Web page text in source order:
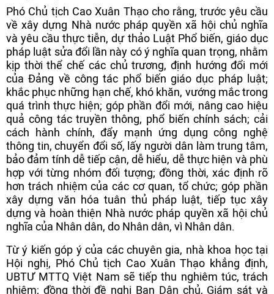
Phó Chủ tịch Cao Xuân Thạo cho rằng, trước yêu cầu
về xây dựng Nhà nước pháp quyền xã hội chủ nghĩa
và yêu cầu thực tiễn, dự thảo Luật Phổ biến, giáo dục
pháp luật sửa đổi lần này có ý nghĩa quan trọng, nhằm
kịp thời thể chế các chủ trương, định hướng đổi mới
của Đảng về công tác phổ biến giáo dục pháp luật;
khắc phục những hạn chế, khó khăn, vướng mắc trong
quá trình thực hiện; góp phần đổi mới, nâng cao hiệu
quả công tác truyền thông, phổ biến chính sách; cải
cách hành chính, đẩy mạnh ứng dụng công nghệ
thông tin, chuyển đổi số, lấy người dân làm trung tâm,
bảo đảm tính dễ tiếp cận, dễ hiểu, dễ thực hiện và phù
hợp với từng nhóm đối tượng; đồng thời, xác định rõ
hơn trách nhiệm của các cơ quan, tổ chức; góp phần
xây dựng văn hóa tuân thủ pháp luật, tiếp tục xây
dựng và hoàn thiện Nhà nước pháp quyền xã hội chủ
nghĩa của Nhân dân, do Nhân dân, vì Nhân dân.
Từ ý kiến góp ý của các chuyên gia, nhà khoa học tại
Hội nghị, Phó Chủ tịch Cao Xuân Thạo khẳng định,
UBTƯ MTTQ Việt Nam sẽ tiếp thu nghiêm túc, trách
nhiệm; đồng thời đề nghị Ban Dân chủ, Giám sát và